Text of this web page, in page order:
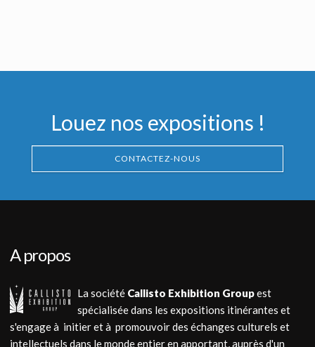
Minority Report Moonraker
Louez nos expositions !
CONTACTEZ-NOUS
A propos
La société Callisto Exhibition Groupest
spécialisée dans les expositions itinérantes et
s'engage à initier et à promouvoir des échanges culturels et
intellectuels dans le monde entier en apportant, auprès d'un